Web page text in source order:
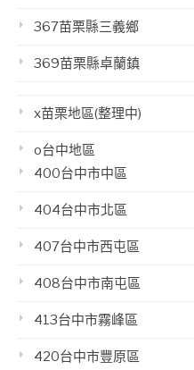
367苗栗縣三義鄉
369苗栗縣卓蘭鎮
x苗栗地區(整理中)
o台中地區
400台中市中區
404台中市北區
407台中市西屯區
408台中市南屯區
413台中市霧峰區
420台中市豐原區